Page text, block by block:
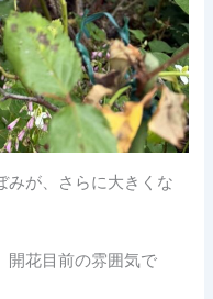
みが、さらに大きくな
開花目前の雰囲気で